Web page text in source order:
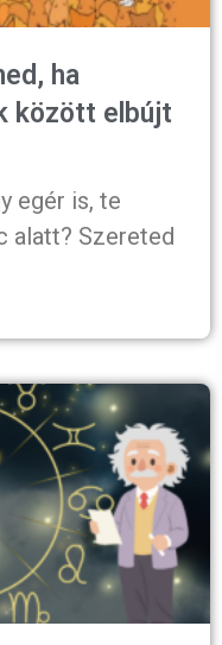
ha
között elbújt
egér is, te
alatt? Szereted